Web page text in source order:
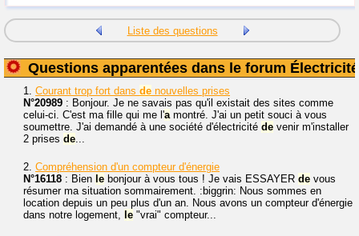
Liste des questions
Questions apparentées dans le forum Électricité
1. Courant trop fort dans de nouvelles prises
N°20989 : Bonjour. Je ne savais pas qu'il existait des sites comme
celui-ci. C'est ma fille qui me l'amontré. J'ai un petit souci à vous
soumettre. J'ai demandé à une société d'électricité de venir m'installer
2 prises de...
2. Compréhension d'un compteur d'énergie
N°16118 : Bien le bonjour à vous tous ! Je vais ESSAYER de vous
résumer ma situation sommairement. :biggrin: Nous sommes en
location depuis un peu plus d'un an. Nous avons un compteur d'énergie
dans notre logement, le "vrai" compteur...